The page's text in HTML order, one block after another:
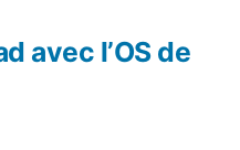
:
avec l’OS de